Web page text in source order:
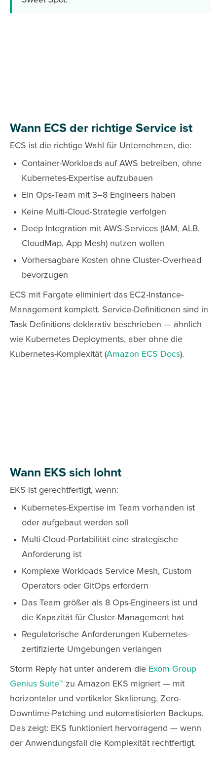
Wann ECS der richtige Service ist
ECS ist die richtige Wahl für Unternehmen, die:
Container-Workloads auf AWS betreiben, ohne
Kubernetes-Expertise aufzubauen
Ein Ops-Team mit 3–8 Engineers haben
Keine Multi-Cloud-Strategie verfolgen
Deep Integration mit AWS-Services (IAM, ALB,
CloudMap, App Mesh) nutzen wollen
Vorhersagbare Kosten ohne Cluster-Overhead
bevorzugen
ECS mit Fargate eliminiert das EC2-Instance-
Management komplett. Service-Definitionen sind in
Task Definitions deklarativ beschrieben — ähnlich
wie Kubernetes Deployments, aber ohne die
Kubernetes-Komplexität (Amazon ECS Docs).
Wann EKS sich lohnt
EKS ist gerechtfertigt, wenn:
Kubernetes-Expertise im Team vorhanden ist
oder aufgebaut werden soll
Multi-Cloud-Portabilität eine strategische
Anforderung ist
Komplexe Workloads Service Mesh, Custom
Operators oder GitOps erfordern
Das Team größer als 8 Ops-Engineers ist und
die Kapazität für Cluster-Management hat
Regulatorische Anforderungen Kubernetes-
zertifizierte Umgebungen verlangen
Storm Reply hat unter anderem die Exom Group
Genius Suite™ zu Amazon EKS migriert — mit
horizontaler und vertikaler Skalierung, Zero-
Downtime-Patching und automatisierten Backups.
Das zeigt: EKS funktioniert hervorragend — wenn
der Anwendungsfall die Komplexität rechtfertigt.